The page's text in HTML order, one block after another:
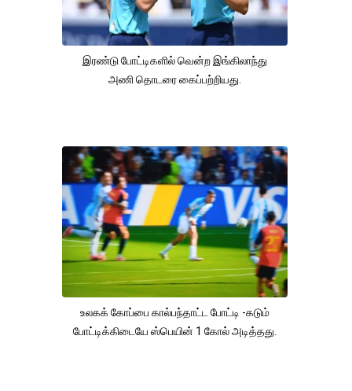
இரண்டு போட்டிகளில் வென்ற இங்கிலாந்து
அணி தொடரை கைப்பற்றியது.
உலகக் கோப்பை கால்பந்தாட்ட போட்டி -கடும்
போட்டிக்கிடையே ஸ்பெயின் 1 கோல் அடித்தது.